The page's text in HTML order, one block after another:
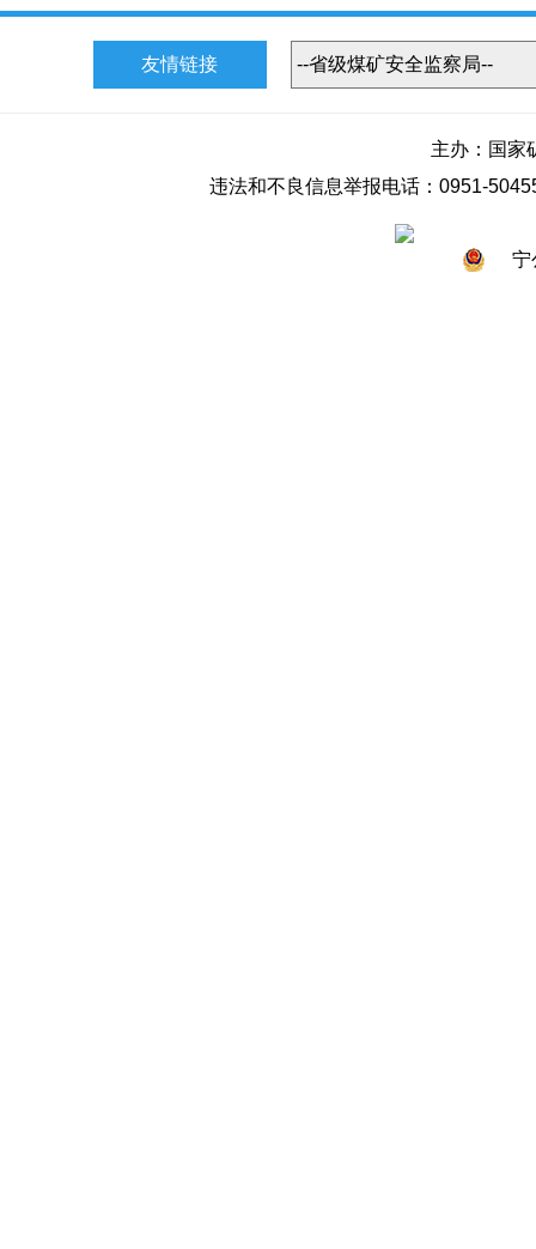
友情链接
主办：国家
违法和不良信息举报电话：0951-
宁